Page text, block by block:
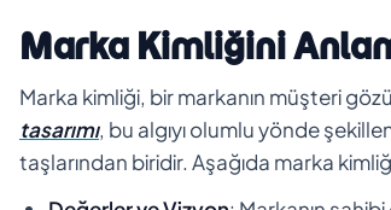
Marka Kimliğini
Marka kimliği, bir markanın müşteri
tasarımı, bu algıyı olumlu yönde
taşlarından biridir. Aşağıda marka